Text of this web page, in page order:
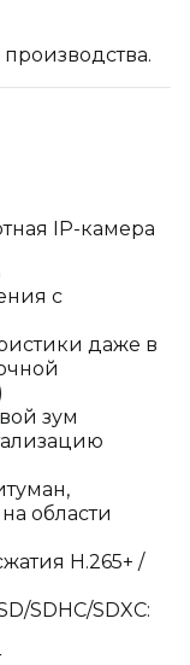
IP-камера
с
даже в
зум
области
H.265+ /
SDHC/SDXC: